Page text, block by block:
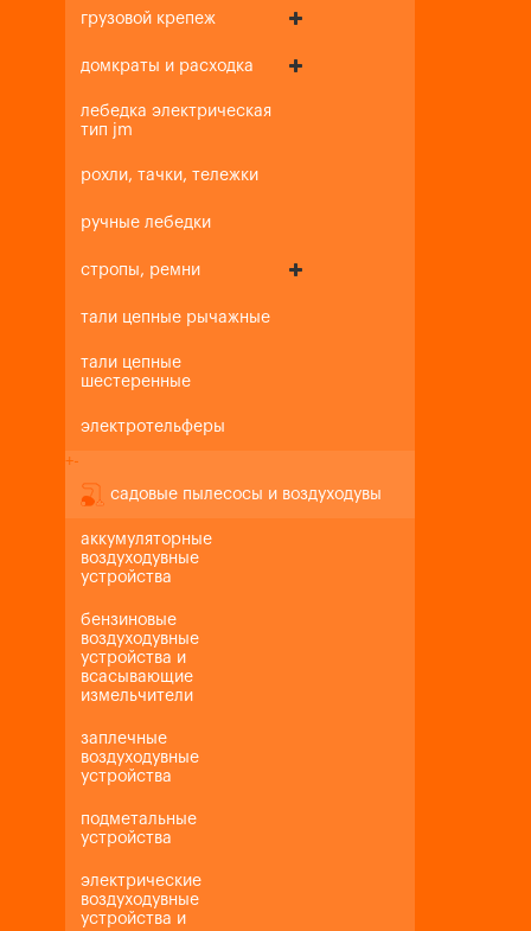
грузовой крепеж
домкраты и расходка
лебедка электрическая
тип jm
рохли, тачки, тележки
ручные лебедки
стропы, ремни
тали цепные рычажные
тали цепные
шестеренные
электротельферы
+-
садовые пылесосы и воздуходувы
аккумуляторные
воздуходувные
устройства
бензиновые
воздуходувные
устройства и
всасывающие
измельчители
заплечные
воздуходувные
устройства
подметальные
устройства
электрические
воздуходувные
устройства и